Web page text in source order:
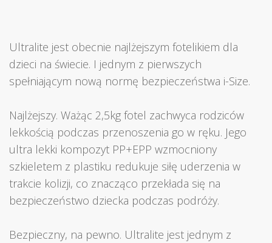
Ultralite jest obecnie najlżejszym fotelikiem dla
dzieci na świecie. I jednym z pierwszych
spełniającym nową normę bezpieczeństwa i-Size.
Najlżejszy. Ważąc 2,5kg fotel zachwyca rodziców
lekkością podczas przenoszenia go w ręku. Jego
ultra lekki kompozyt PP+EPP wzmocniony
szkieletem z plastiku redukuje siłę uderzenia w
trakcie kolizji, co znacząco przekłada się na
bezpieczeństwo dziecka podczas podróży.
Bezpieczny, na pewno. Ultralite jest jednym z